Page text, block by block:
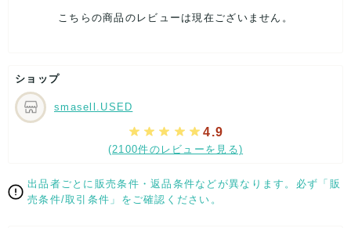
袖丈：約41cm
こちらはUSED品になりますので、使用に伴い、
部分的に少々ダメージはございますが、
全体的には、まだまだご活躍頂けるお品になります。
ダメージはできる限り、撮影しておりますので、ご確認下さい
[状態追記]若干汚れ箇所あり
こちらの商品のレビューは現在ございません。
ショップ
smasell.USED
4.9
(2100件のレビューを見る)
出品者ごとに販売条件・返品条件などが異なります。必ず「販
売条件/取引条件」をご確認ください。